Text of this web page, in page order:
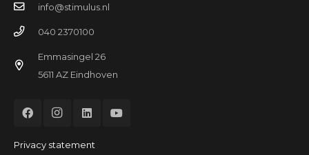
info@stimulus.nl
040 2370100
Emmasingel 26
5611 AZ Eindhoven
Privacy statement